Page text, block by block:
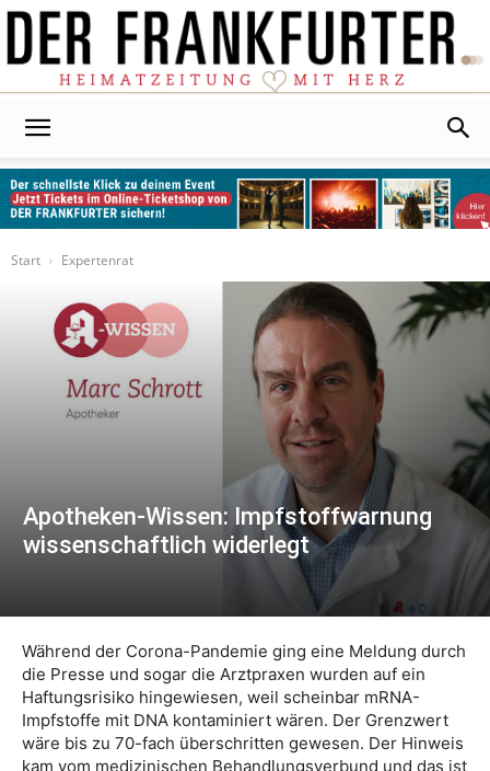
Start
Expertenrat
Apotheken-Wissen: Impfstoffwarnung
wissenschaftlich widerlegt
Während der Corona-Pandemie ging eine Meldung durch
die Presse und sogar die Arztpraxen wurden auf ein
Haftungsrisiko hingewiesen, weil scheinbar mRNA-
Impfstoffe mit DNA kontaminiert wären. Der Grenzwert
wäre bis zu 70-fach überschritten gewesen. Der Hinweis
kam vom medizinischen Behandlungsverbund und das ist